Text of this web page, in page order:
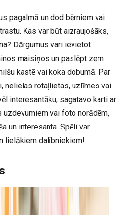
pagalmā un dod bērniem vai
Kas var būt aizraujošāks,
Dārgumus vari ievietot
maisiņos un paslēpt zem
kastē vai koka dobumā. Par
nelielas rotaļlietas, uzlīmes vai
interesantāku, sagatavo karti ar
uzdevumiem vai foto norādēm,
un interesanta. Spēli var
lielākiem dalībniekiem!